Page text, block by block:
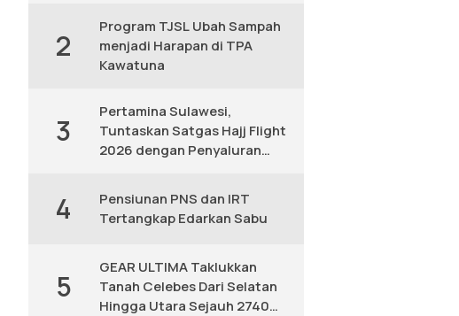
2
Program TJSL Ubah Sampah
menjadi Harapan di TPA
Kawatuna
3
Pertamina Sulawesi,
Tuntaskan Satgas Hajj Flight
2026 dengan Penyaluran
4
Pensiunan PNS dan IRT
Tertangkap Edarkan Sabu
5
GEAR ULTIMA Taklukkan
Tanah Celebes Dari Selatan
Hingga Utara Sejauh 2740